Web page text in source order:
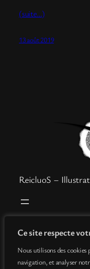
Ce site respecte
Nous utilisons des
navigation, et analyser
(suite…)
13 août 2019
ReicluoS –
Boutique
Info
Mentions